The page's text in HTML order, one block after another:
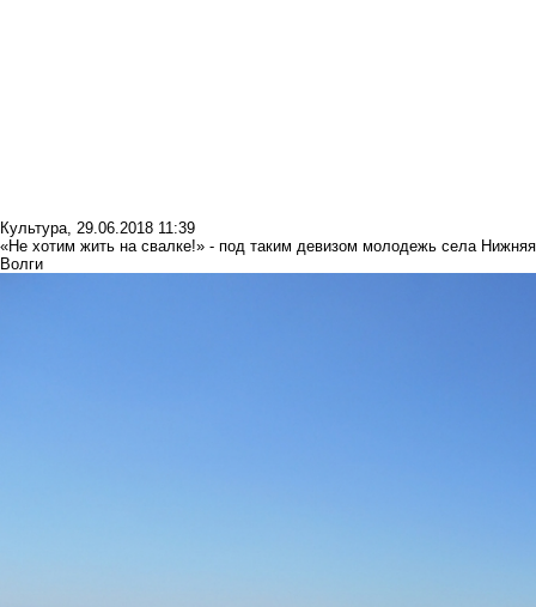
Культура, 29.06.2018 11:39
«Не хотим жить на свалке!» - под таким девизом молодежь села
Волги